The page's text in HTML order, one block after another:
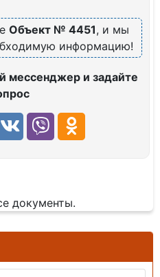
Объект № 4451, и мы
информацию!
мессенджер и задайте
документы.